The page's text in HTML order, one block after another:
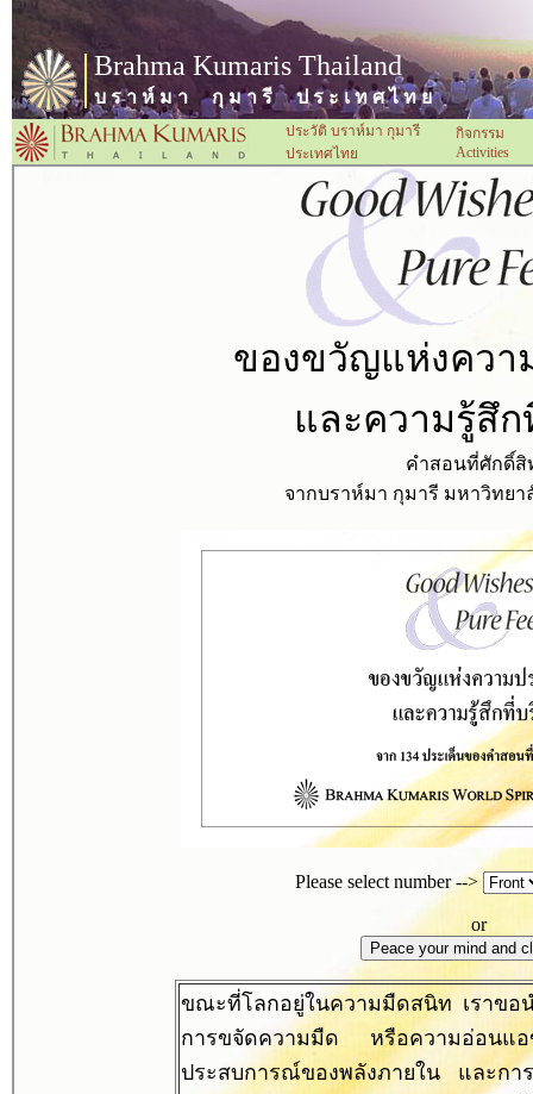
Brahma Kumaris Thailand
บ ร า ห์ ม า กุ ม า รี ป ร ะ เ ท ศ ไ ท ย
ประวัติ บราห์มา กุมารี
ประเทศไทย
กิจกรรม
Activities